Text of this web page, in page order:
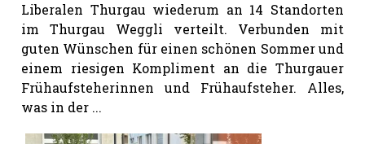
Liberalen Thurgau wiederum an 14 Standorten
im Thurgau Weggli verteilt. Verbunden mit
guten Wünschen für einen schönen Sommer und
einem riesigen Kompliment an die Thurgauer
Frühaufsteherinnen und Frühaufsteher. Alles,
was in der ...